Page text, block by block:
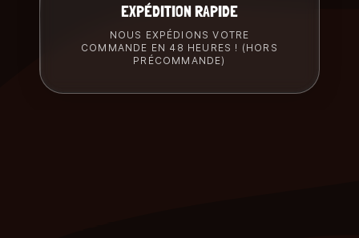
EXPÉDITION RAPIDE
NOUS EXPÉDIONS VOTRE
COMMANDE EN 48 HEURES ! (HORS
PRÉCOMMANDE)